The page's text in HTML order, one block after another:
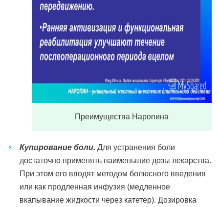
Преимущества Наропина
Купирование боли. Для устранения боли
достаточно применять наименьшие дозы лекарства.
При этом его вводят методом болюсного введения
или как продленная инфузия (медленное
вкапывание жидкости через катетер). Дозировка